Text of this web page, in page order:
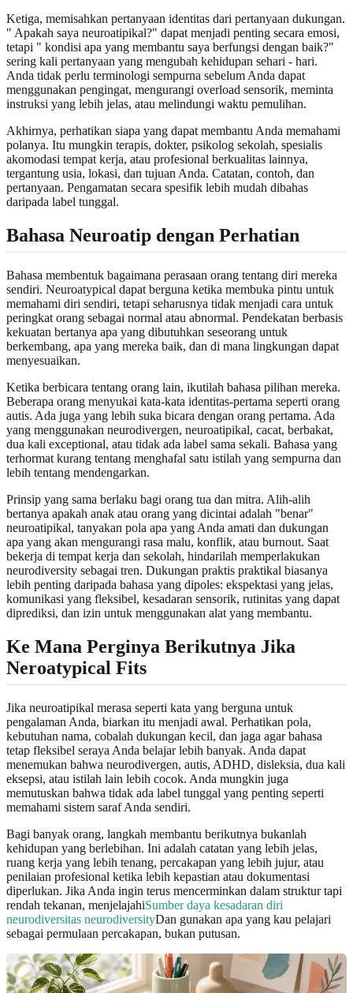
Ketiga, memisahkan pertanyaan identitas dari pertanyaan dukungan.
" Apakah saya neuroatipikal?" dapat menjadi penting secara emosi,
tetapi " kondisi apa yang membantu saya berfungsi dengan baik?"
sering kali pertanyaan yang mengubah kehidupan sehari - hari.
Anda tidak perlu terminologi sempurna sebelum Anda dapat
menggunakan pengingat, mengurangi overload sensorik, meminta
instruksi yang lebih jelas, atau melindungi waktu pemulihan.
Akhirnya, perhatikan siapa yang dapat membantu Anda memahami
polanya. Itu mungkin terapis, dokter, psikolog sekolah, spesialis
akomodasi tempat kerja, atau profesional berkualitas lainnya,
tergantung usia, lokasi, dan tujuan Anda. Catatan, contoh, dan
pertanyaan. Pengamatan secara spesifik lebih mudah dibahas
daripada label tunggal.
Bahasa Neuroatip dengan Perhatian
Bahasa membentuk bagaimana perasaan orang tentang diri mereka
sendiri. Neuroatypical dapat berguna ketika membuka pintu untuk
memahami diri sendiri, tetapi seharusnya tidak menjadi cara untuk
peringkat orang sebagai normal atau abnormal. Pendekatan berbasis
kekuatan bertanya apa yang dibutuhkan seseorang untuk
berkembang, apa yang mereka baik, dan di mana lingkungan dapat
menyesuaikan.
Ketika berbicara tentang orang lain, ikutilah bahasa pilihan mereka.
Beberapa orang menyukai kata-kata identitas-pertama seperti orang
autis. Ada juga yang lebih suka bicara dengan orang pertama. Ada
yang menggunakan neurodivergen, neuroatipikal, cacat, berbakat,
dua kali exceptional, atau tidak ada label sama sekali. Bahasa yang
terhormat kurang tentang menghafal satu istilah yang sempurna dan
lebih tentang mendengarkan.
Prinsip yang sama berlaku bagi orang tua dan mitra. Alih-alih
bertanya apakah anak atau orang yang dicintai adalah "benar"
neuroatipikal, tanyakan pola apa yang Anda amati dan dukungan
apa yang akan mengurangi rasa malu, konflik, atau burnout. Saat
bekerja di tempat kerja dan sekolah, hindarilah memperlakukan
neurodiversity sebagai tren. Dukungan praktis praktikal biasanya
lebih penting daripada bahasa yang dipoles: ekspektasi yang jelas,
komunikasi yang fleksibel, kesadaran sensorik, rutinitas yang dapat
diprediksi, dan izin untuk menggunakan alat yang membantu.
Ke Mana Perginya Berikutnya Jika
Neroatypical Fits
Jika neuroatipikal merasa seperti kata yang berguna untuk
pengalaman Anda, biarkan itu menjadi awal. Perhatikan pola,
kebutuhan nama, cobalah dukungan kecil, dan jaga agar bahasa
tetap fleksibel seraya Anda belajar lebih banyak. Anda dapat
menemukan bahwa neurodivergen, autis, ADHD, disleksia, dua kali
eksepsi, atau istilah lain lebih cocok. Anda mungkin juga
memutuskan bahwa tidak ada label tunggal yang penting seperti
memahami sistem saraf Anda sendiri.
Bagi banyak orang, langkah membantu berikutnya bukanlah
kehidupan yang berlebihan. Ini adalah catatan yang lebih jelas,
ruang kerja yang lebih tenang, percakapan yang lebih jujur, atau
penilaian profesional ketika lebih kepastian atau dokumentasi
diperlukan. Jika Anda ingin terus mencerminkan dalam struktur tapi
rendah tekanan, menjelajahiSumber daya kesadaran diri
neurodiversitas neurodiversityDan gunakan apa yang kau pelajari
sebagai permulaan percakapan, bukan putusan.